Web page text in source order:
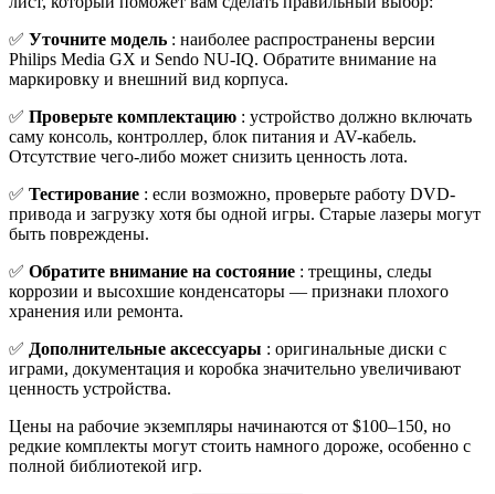
✅ Уточните модель : наиболее распространены версии
Philips Media GX и Sendo NU-IQ. Обратите внимание на
маркировку и внешний вид корпуса.
✅ Проверьте комплектацию : устройство должно включать
саму консоль, контроллер, блок питания и AV-кабель.
Отсутствие чего-либо может снизить ценность лота.
✅ Тестирование : если возможно, проверьте работу DVD-
привода и загрузку хотя бы одной игры. Старые лазеры могут
быть повреждены.
✅ Обратите внимание на состояние : трещины, следы
коррозии и высохшие конденсаторы — признаки плохого
хранения или ремонта.
✅ Дополнительные аксессуары : оригинальные диски с
играми, документация и коробка значительно увеличивают
ценность устройства.
Цены на рабочие экземпляры начинаются от $100–150, но
редкие комплекты могут стоить намного дороже, особенно с
полной библиотекой игр.